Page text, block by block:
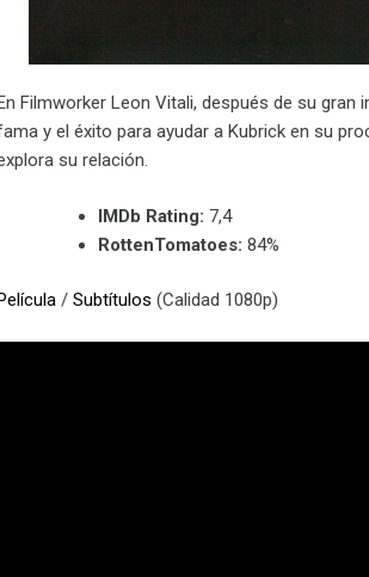
Filmworker Leon Vitali, después de su gran
y el éxito para ayudar a Kubrick en su
su relación.
IMDb Rating: 7,4
RottenTomatoes: 84%
/ Subtítulos (Calidad 1080p)